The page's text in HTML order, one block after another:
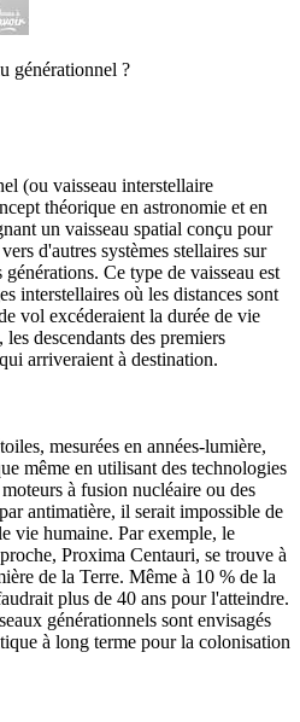
générationnel ?
(ou vaisseau interstellaire
théorique en astronomie et en
un vaisseau spatial conçu pour
d'autres systèmes stellaires sur
Ce type de vaisseau est
interstellaires où les distances sont
vol excéderaient la durée de vie
descendants des premiers
arriveraient à destination.
mesurées en années-lumière,
même en utilisant des technologies
à fusion nucléaire ou des
antimatière, il serait impossible de
vie humaine. Par exemple, le
Proxima Centauri, se trouve à
de la Terre. Même à 10 % de la
plus de 40 ans pour l'atteindre.
générationnels sont envisagés
à long terme pour la colonisation